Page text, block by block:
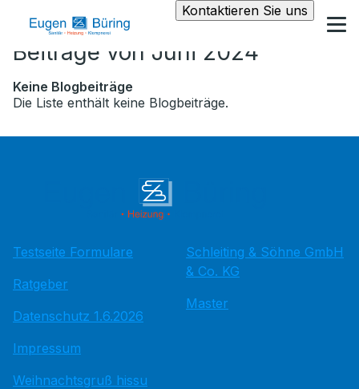
Kontaktieren Sie uns
Beiträge von Juni 2024
Keine Blogbeiträge
Die Liste enthält keine Blogbeiträge.
Testseite Formulare
Ratgeber
Datenschutz 1.6.2026
Impressum
Weihnachtsgruß hissu
Schleiting & Söhne GmbH
& Co. KG
Master